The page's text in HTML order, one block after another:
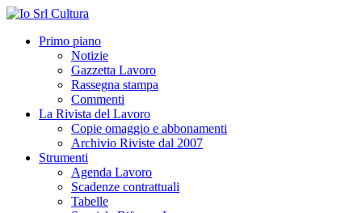
Primo piano
Notizie
Gazzetta Lavoro
Rassegna stampa
Commenti
La Rivista del Lavoro
Copie omaggio e abbonamenti
Archivio Riviste dal 2007
Strumenti
Agenda Lavoro
Scadenze contrattuali
Tabelle